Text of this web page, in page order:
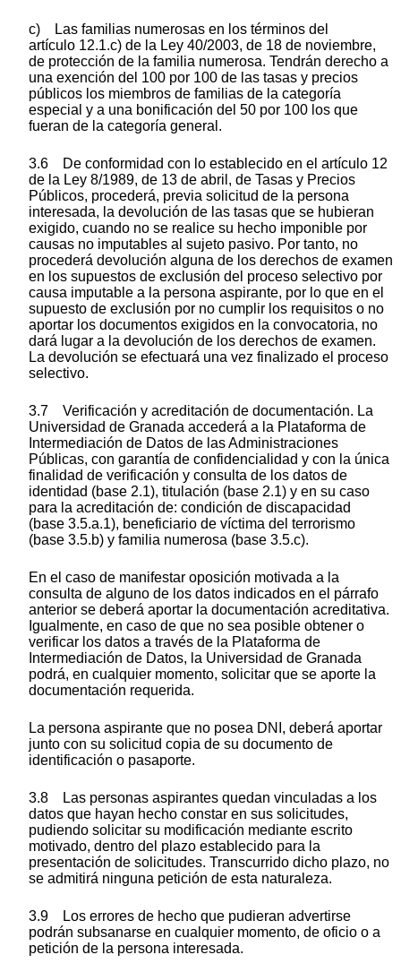
c) Las familias numerosas en los términos del
artículo 12.1.c) de la Ley 40/2003, de 18 de noviembre,
de protección de la familia numerosa. Tendrán derecho a
una exención del 100 por 100 de las tasas y precios
públicos los miembros de familias de la categoría
especial y a una bonificación del 50 por 100 los que
fueran de la categoría general.
3.6 De conformidad con lo establecido en el artículo 12
de la Ley 8/1989, de 13 de abril, de Tasas y Precios
Públicos, procederá, previa solicitud de la persona
interesada, la devolución de las tasas que se hubieran
exigido, cuando no se realice su hecho imponible por
causas no imputables al sujeto pasivo. Por tanto, no
procederá devolución alguna de los derechos de examen
en los supuestos de exclusión del proceso selectivo por
causa imputable a la persona aspirante, por lo que en el
supuesto de exclusión por no cumplir los requisitos o no
aportar los documentos exigidos en la convocatoria, no
dará lugar a la devolución de los derechos de examen.
La devolución se efectuará una vez finalizado el proceso
selectivo.
3.7 Verificación y acreditación de documentación. La
Universidad de Granada accederá a la Plataforma de
Intermediación de Datos de las Administraciones
Públicas, con garantía de confidencialidad y con la única
finalidad de verificación y consulta de los datos de
identidad (base 2.1), titulación (base 2.1) y en su caso
para la acreditación de: condición de discapacidad
(base 3.5.a.1), beneficiario de víctima del terrorismo
(base 3.5.b) y familia numerosa (base 3.5.c).
En el caso de manifestar oposición motivada a la
consulta de alguno de los datos indicados en el párrafo
anterior se deberá aportar la documentación acreditativa.
Igualmente, en caso de que no sea posible obtener o
verificar los datos a través de la Plataforma de
Intermediación de Datos, la Universidad de Granada
podrá, en cualquier momento, solicitar que se aporte la
documentación requerida.
La persona aspirante que no posea DNI, deberá aportar
junto con su solicitud copia de su documento de
identificación o pasaporte.
3.8 Las personas aspirantes quedan vinculadas a los
datos que hayan hecho constar en sus solicitudes,
pudiendo solicitar su modificación mediante escrito
motivado, dentro del plazo establecido para la
presentación de solicitudes. Transcurrido dicho plazo, no
se admitirá ninguna petición de esta naturaleza.
3.9 Los errores de hecho que pudieran advertirse
podrán subsanarse en cualquier momento, de oficio o a
petición de la persona interesada.